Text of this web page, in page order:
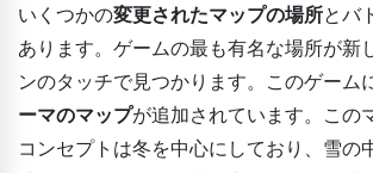
いくつかの変更されたマップの場所とバ
あります。ゲームの最も有名な場所が新
ンのタッチで見つかります。このゲーム
ーマのマップが追加されています。この
コンセプトは冬を中心にしており、雪の